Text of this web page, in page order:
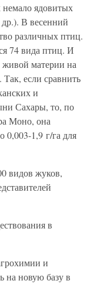
ядовитых
др.). В весенний
различных птиц.
74 вида птиц. И
живой материи на
если сравнить
и
Сахары, то, по
Моно, она
0,003-1,9 г/га для
видов жуков,
в
и
на новую базу в